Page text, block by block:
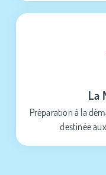
La
Préparation à la
destinée